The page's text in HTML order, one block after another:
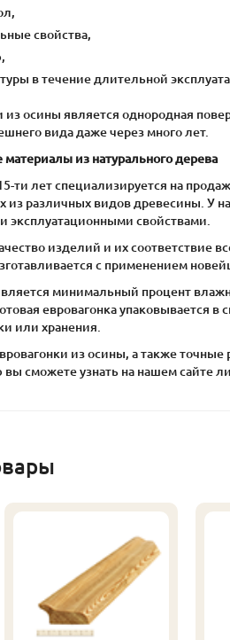
свойства,
в течение длительной
осины является однородная
вида даже через много лет.
из натурального дерева
ти лет специализируется на
из различных видов древесины. У
эксплуатационными свойствами.
изделий и их соответствие
с применением
минимальный процент
евровагонка упаковывается
или хранения.
из осины, а также
сможете узнать на нашем сайте